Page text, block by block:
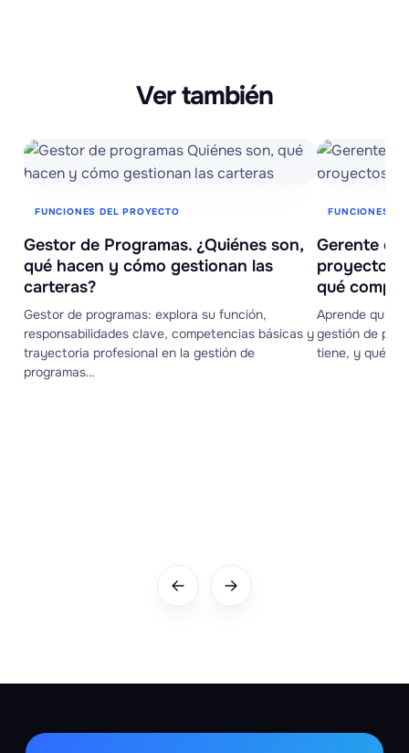
Ver también
FUNCIONES DEL PROYECTO
Gestor de Programas. ¿Quiénes son,
qué hacen y cómo gestionan las
carteras?
Gestor de programas: explora su función,
responsabilidades clave, competencias básicas y
trayectoria profesional en la gestión de
programas…
FUNCIONES
Gerente
proyectos:
qué
Aprende quién
gestión de
tiene, y qué